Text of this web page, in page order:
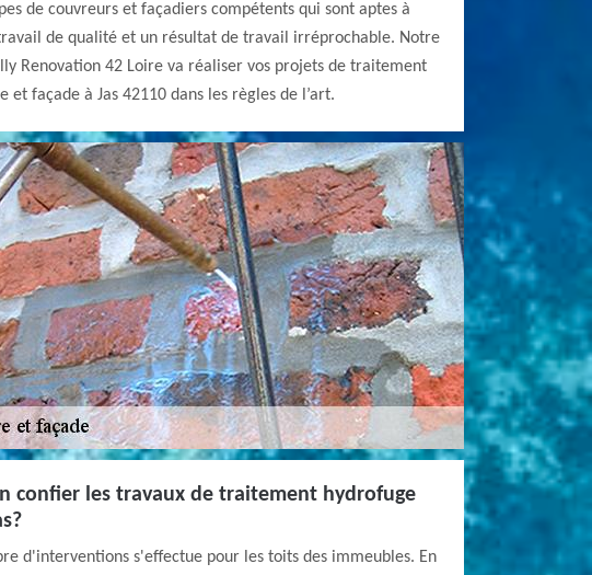
de couvreurs et façadiers compétents qui sont aptes à
de qualité et un résultat de travail irréprochable. Notre
Renovation 42 Loire va réaliser vos projets de traitement
et façade à Jas 42110 dans les règles de l’art.
confier les travaux de traitement hydrofuge
d'interventions s'effectue pour les toits des immeubles. En